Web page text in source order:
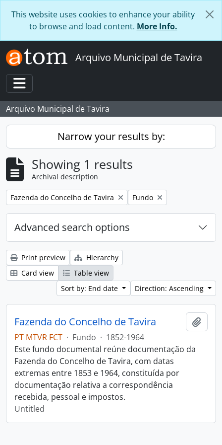
This website uses cookies to enhance your ability
to browse and load content. More Info.
Arquivo Municipal de Tavira
Toggle navigation
Arquivo Municipal de Tavira
Narrow your results by:
Showing 1 results
Archival description
Remove filter:
Fazenda do Concelho de Tavira Remove filter:
Fundo
Advanced search options
Print preview
Hierarchy
Card view
Table view
Sort by: End date
Direction: Ascending
Fazenda do Concelho de Tavira
PT MTVR FCT · Fundo · 1852-1964
Este fundo documental reúne documentação da
Fazenda do Concelho de Tavira, com datas
extremas entre 1853 e 1964, constituída por
documentação relativa a correspondência
recebida, pessoal e impostos.
Untitled